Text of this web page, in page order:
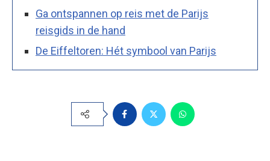
Ga ontspannen op reis met de Parijs
reisgids in de hand
De Eiffeltoren: Hét symbool van Parijs